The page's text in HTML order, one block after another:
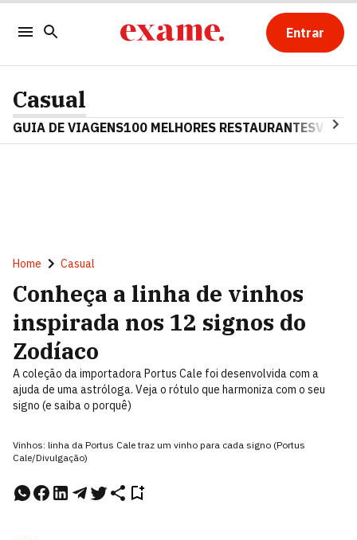
Entrar
Casual
GUIA DE VIAGENS100 MELHORES RESTAURANTES
Home Casual
Conheça a linha de vinhos
inspirada nos 12 signos do
Zodíaco
A coleção da importadora Portus Cale foi desenvolvida com a
ajuda de uma astróloga. Veja o rótulo que harmoniza com o seu
signo (e saiba o porquê)
Vinhos: linha da Portus Cale traz um vinho para cada signo (Portus
Cale/Divulgação)